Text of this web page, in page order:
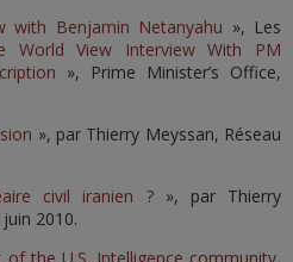
with Benjamin Netanyahu », Les
World View Interview With PM
», Prime Minister’s Office,
», par Thierry Meyssan, Réseau
civil iranien ?», par Thierry
2010.